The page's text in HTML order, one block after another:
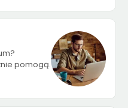
pomogą.